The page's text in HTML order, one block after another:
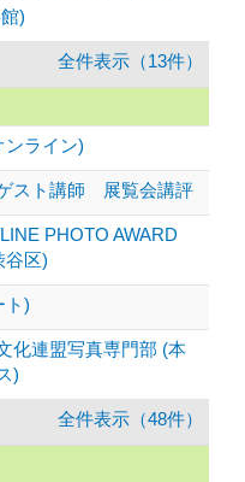
)
全件表示（13件）
ンライン)
スト講師 展覧会講評
PHOTO AWARD
谷区)
ト)
化連盟写真専門部 (本
)
全件表示（48件）